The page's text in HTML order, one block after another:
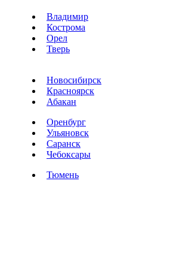
Владимир
Кострома
Орел
Тверь
Новосибирск
Красноярск
Абакан
Оренбург
Ульяновск
Саранск
Чебоксары
Тюмень